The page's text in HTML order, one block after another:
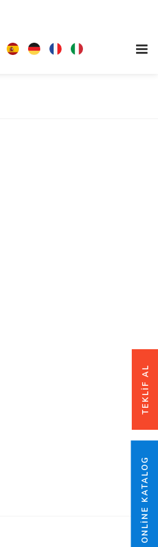
ONLINE KATALOG
TEKLIF AL